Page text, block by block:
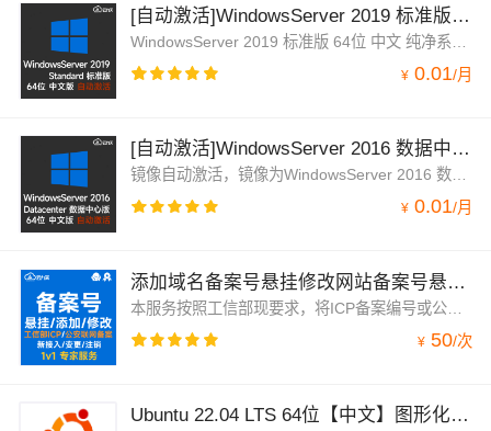
[自动激活]WindowsServer 2019 标准版 64位 中文(2023年更新)win2019 Standard
¥ 0.01/月
[自动激活]WindowsServer 2016 数据中心版(2025年1月更新)中文64位 纯净版win2016
镜像自动激活，镜像为WindowsServer 2016 数据中心版 Datacenter 64位纯净系统，兼容云服务器。已安装云监控、云安全中心、云助手插件。win2016类似win10界面，系统流畅。
¥ 0.01/月
添加域名备案号悬挂修改网站备案号悬挂服务公安网备案号悬挂服务教育备案号添加链接工信部域名小程序代备案...
本服务按照工信部现要求，将ICP备案编号或公安备案编号图标悬挂添加到网站底部并正确链接到工信部官网地址，悬挂编号后点击可跳转到工信部（公安部）网址，提供代备案服务，专家指导备案服务，本服务由公司资深工程师一对一处理，快捷高效，省时省力。
¥ 50/次
Ubuntu 22.04 LTS 64位【中文】图形化桌面界面 GNOME 42